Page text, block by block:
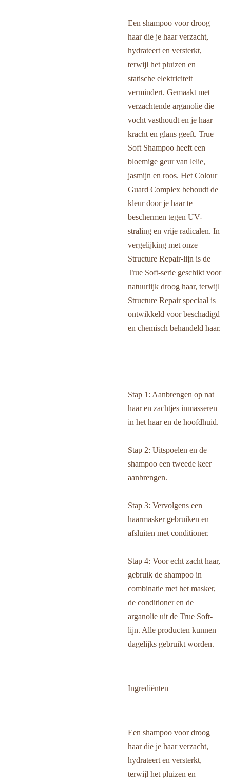
Een shampoo voor droog
haar die je haar verzacht,
hydrateert en versterkt,
terwijl het pluizen en
statische elektriciteit
vermindert. Gemaakt met
verzachtende arganolie die
vocht vasthoudt en je haar
kracht en glans geeft. True
Soft Shampoo heeft een
bloemige geur van lelie,
jasmijn en roos. Het Colour
Guard Complex behoudt de
kleur door je haar te
beschermen tegen UV-
straling en vrije radicalen. In
vergelijking met onze
Structure Repair-lijn is de
True Soft-serie geschikt voor
natuurlijk droog haar, terwijl
Structure Repair speciaal is
ontwikkeld voor beschadigd
en chemisch behandeld haar.
Stap 1: Aanbrengen op nat
haar en zachtjes inmasseren
in het haar en de hoofdhuid.
Stap 2: Uitspoelen en de
shampoo een tweede keer
aanbrengen.
Stap 3: Vervolgens een
haarmasker gebruiken en
afsluiten met conditioner.
Stap 4: Voor echt zacht haar,
gebruik de shampoo in
combinatie met het masker,
de conditioner en de
arganolie uit de True Soft-
lijn. Alle producten kunnen
dagelijks gebruikt worden.
Ingrediënten
Een shampoo voor droog
haar die je haar verzacht,
hydrateert en versterkt,
terwijl het pluizen en